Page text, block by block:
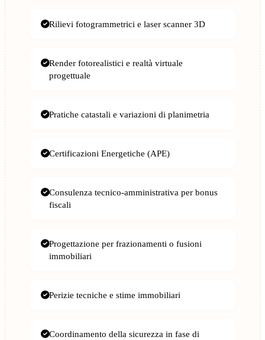
Rilievi fotogrammetrici e laser scanner 3D
Render fotorealistici e realtà virtuale
progettuale
Pratiche catastali e variazioni di planimetria
Certificazioni Energetiche (APE)
Consulenza tecnico-amministrativa per bonus
fiscali
Progettazione per frazionamenti o fusioni
immobiliari
Perizie tecniche e stime immobiliari
Coordinamento della sicurezza in fase di